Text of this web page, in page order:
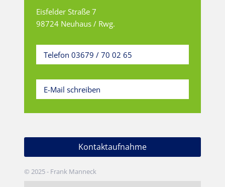
Eisfelder Straße 7
98724 Neuhaus / Rwg.
Telefon 03679 / 70 02 65
E-Mail schreiben
Kontaktaufnahme
© 2025 - Frank Manneck